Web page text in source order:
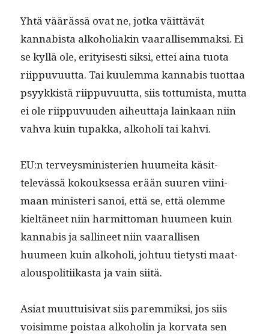
Yhtä väärässä ovat ne, jot­ka väit­tävät
kannabista alko­ho­li­akin vaar­al­lisem­mak­si. Ei
se kyl­lä ole, eri­tyis­es­ti sik­si, ettei aina tuo­ta
riip­pu­vu­ut­ta. Tai kuulem­ma kannabis tuot­taa
psyykkistä riip­pu­vu­ut­ta, siis tot­tumista, mut­ta
ei ole riip­pu­vu­u­den aiheut­ta­ja lainkaan niin
vah­va kuin tupak­ka, alko­holi tai kahvi.
EU:n ter­veysmin­is­te­rien huumei­ta käsit­
televässä kok­ouk­ses­sa erään suuren viin­i­
maan min­is­teri sanoi, että se, että olemme
kieltäneet niin har­mit­toman huumeen kuin
kannabis ja salli­neet niin vaar­al­lisen
huumeen kuin alko­holi, johtuu tietysti maat­
alous­poli­ti­ikas­ta ja vain siitä.
Asi­at muut­tuisi­vat siis parem­mik­si, jos siis
voisimme pois­taa alko­holin ja kor­va­ta sen